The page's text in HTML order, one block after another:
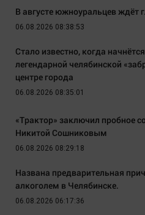
В августе южноуральцев ждёт
06.08.2026 08:38:53
Стало известно, когда
легендарной челябинской
центре города
06.08.2026 08:35:01
«Трактор» заключил пробное
Никитой Сошниковым
06.08.2026 08:29:18
Названа предварительная
алкоголем в Челябинске.
06.08.2026 06:17:36